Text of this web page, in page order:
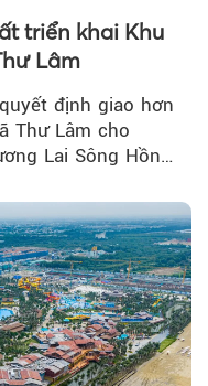
triển khai Khu
Lâm
định giao hơn
Thư Lâm cho
Lai Sông Hồng